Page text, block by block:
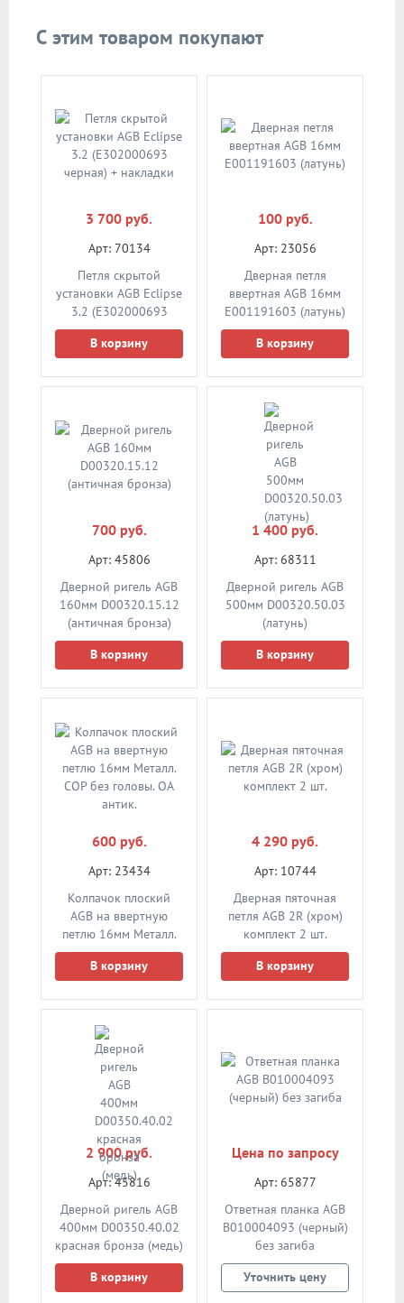
С этим товаром покупают
3 700 руб.
Арт: 70134
Петля скрытой
установки AGB Eclipse
3.2 (Е302000693
черная) + накладки
В корзину
100 руб.
Арт: 23056
Дверная петля
ввертная AGB 16мм
Е001191603 (латунь)
В корзину
700 руб.
Арт: 45806
Дверной ригель AGB
160мм D00320.15.12
(античная бронза)
В корзину
1 400 руб.
Арт: 68311
Дверной ригель AGB
500мм D00320.50.03
(латунь)
В корзину
600 руб.
Арт: 23434
Колпачок плоский
AGB на ввертную
петлю 16мм Металл.
COP без головы. OA
антик.
В корзину
4 290 руб.
Арт: 10744
Дверная пяточная
петля AGB 2R (хром)
комплект 2 шт.
В корзину
2 900 руб.
Арт: 45816
Дверной ригель AGB
400мм D00350.40.02
красная бронза (медь)
В корзину
Цена по запросу
Арт: 65877
Ответная планка AGB
В010004093 (черный)
без загиба
Уточнить цену